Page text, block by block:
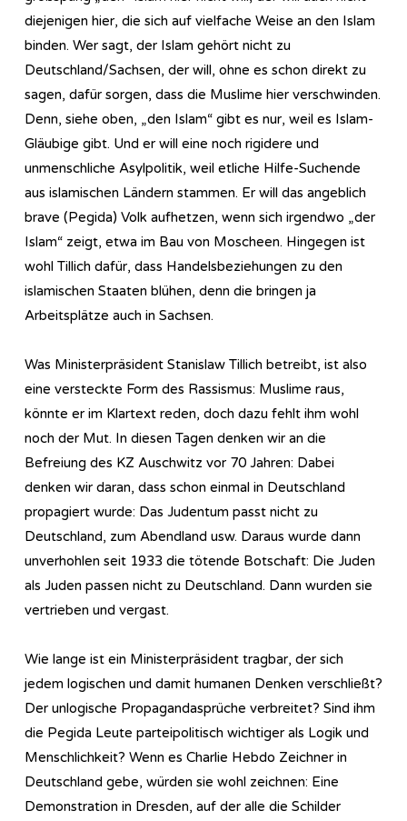
diejenigen hier, die sich auf vielfache Weise an den Islam
binden. Wer sagt, der Islam gehört nicht zu
Deutschland/Sachsen, der will, ohne es schon direkt zu
sagen, dafür sorgen, dass die Muslime hier verschwinden.
Denn, siehe oben, „den Islam“ gibt es nur, weil es Islam-
Gläubige gibt. Und er will eine noch rigidere und
unmenschliche Asylpolitik, weil etliche Hilfe-Suchende
aus islamischen Ländern stammen. Er will das angeblich
brave (Pegida) Volk aufhetzen, wenn sich irgendwo „der
Islam“ zeigt, etwa im Bau von Moscheen. Hingegen ist
wohl Tillich dafür, dass Handelsbeziehungen zu den
islamischen Staaten blühen, denn die bringen ja
Arbeitsplätze auch in Sachsen.
Was Ministerpräsident Stanislaw Tillich betreibt, ist also
eine versteckte Form des Rassismus: Muslime raus,
könnte er im Klartext reden, doch dazu fehlt ihm wohl
noch der Mut. In diesen Tagen denken wir an die
Befreiung des KZ Auschwitz vor 70 Jahren: Dabei
denken wir daran, dass schon einmal in Deutschland
propagiert wurde: Das Judentum passt nicht zu
Deutschland, zum Abendland usw. Daraus wurde dann
unverhohlen seit 1933 die tötende Botschaft: Die Juden
als Juden passen nicht zu Deutschland. Dann wurden sie
vertrieben und vergast.
Wie lange ist ein Ministerpräsident tragbar, der sich
jedem logischen und damit humanen Denken verschließt?
Der unlogische Propagandasprüche verbreitet? Sind ihm
die Pegida Leute parteipolitisch wichtiger als Logik und
Menschlichkeit? Wenn es Charlie Hebdo Zeichner in
Deutschland gebe, würden sie wohl zeichnen: Eine
Demonstration in Dresden, auf der alle die Schilder